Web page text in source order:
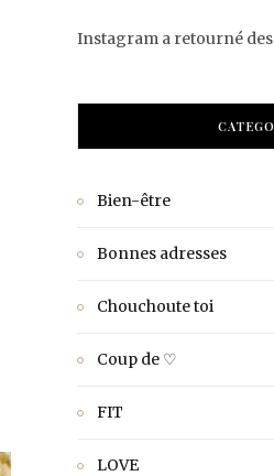
Instagram a retourné
Bien-être
Bonnes adresses
Chouchoute toi
Coup de ♡
FIT
LOVE